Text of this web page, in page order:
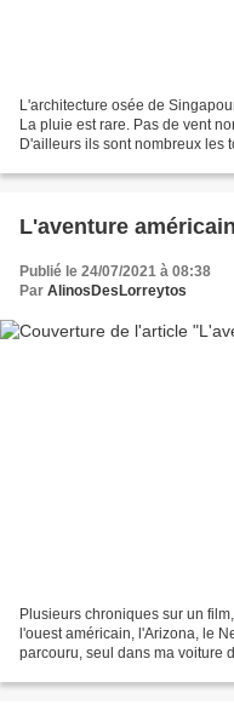
L'architecture osée de
La pluie est rare. Pas de vent
D'ailleurs ils sont nombreux les
L'aventure
Publié le 24/07/2021 à 08:38
Par AlinosDesLorreytos
Plusieurs chroniques sur un
l'ouest américain, l'Arizona, le
parcouru, seul dans ma voiture